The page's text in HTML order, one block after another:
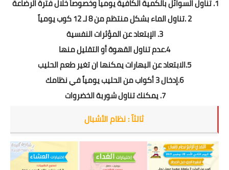
1. تناول السوائل بالكمية الكافية يومياً وخصوصاً خلال فترة الرضاعة
2 .تناول الماء بشكل منتظم من 8 لـ 12 كوب يومياً
3. الإبتعاد عن المؤثرات النفسية
4.عدم تناول القهوة أو التقليل منها
5.الابتعاد عن البهارات يمكنها ان تغير طعم الحليب
6.إدخال 3 أكواب من الحليب يومياً في نظامك
7. يمكنك تناول شوربة الخضروات
ثالثاً : نظام الأشبال